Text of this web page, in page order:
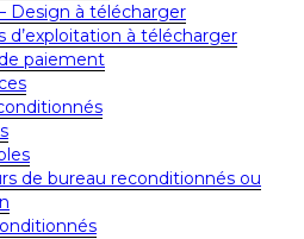
Design à télécharger
d’exploitation à télécharger
paiement
de bureau reconditionnés ou